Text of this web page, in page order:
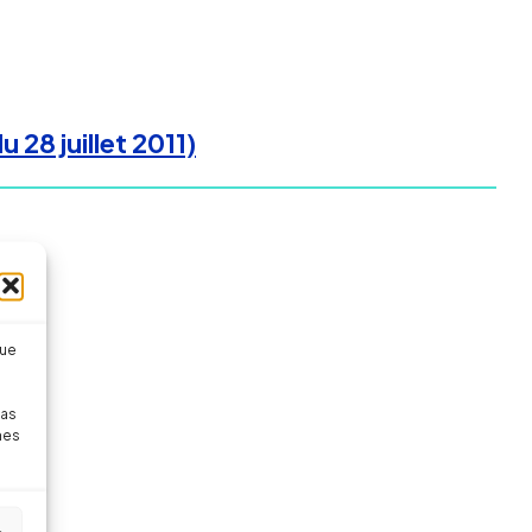
28 juillet 2011)